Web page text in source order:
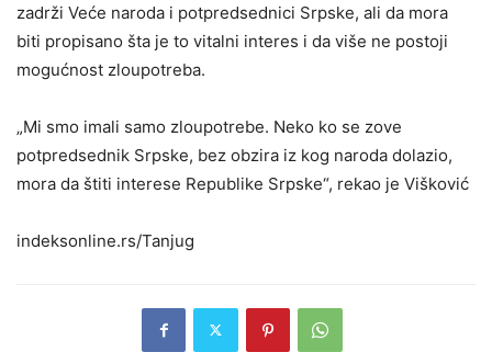
zadrži Veće naroda i potpredsednici Srpske, ali da mora
biti propisano šta je to vitalni interes i da više ne postoji
mogućnost zloupotreba.
„Mi smo imali samo zloupotrebe. Neko ko se zove
potpredsednik Srpske, bez obzira iz kog naroda dolazio,
mora da štiti interese Republike Srpske“, rekao je Višković
indeksonline.rs/Tanjug